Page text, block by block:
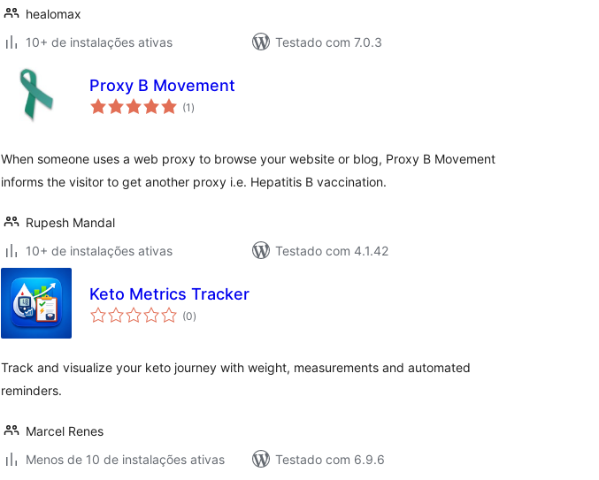
healomax
10+ de instalações ativas
Testado com 7.0.3
Proxy B Movement
(1 total
de
)
When someone uses a web proxy to browse your website or blog, Proxy B Movement
informs the visitor to get another proxy i.e. Hepatitis B vaccination.
Rupesh Mandal
10+ de instalações ativas
Testado com 4.1.42
Keto Metrics Tracker
(0total
de
)
Track and visualize your keto journey with weight, measurements and automated
reminders.
Marcel Renes
Menos de 10 de instalações ativas
Testado com 6.9.6